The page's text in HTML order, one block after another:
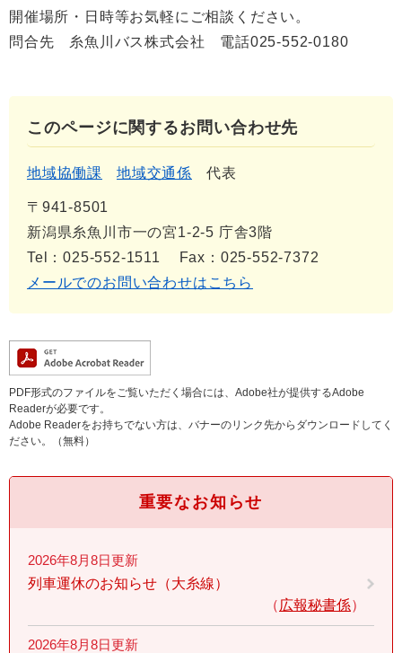
開催場所・日時等お気軽にご相談ください。
問合先 糸魚川バス株式会社 電話025-552-0180
このページに関するお問い合わせ先
地域協働課 地域交通係 代表
〒941-8501
新潟県糸魚川市一の宮1-2-5 庁舎3階
Tel：025-552-1511
Fax：025-552-7372
メールでのお問い合わせはこちら
PDF形式のファイルをご覧いただく場合には、Adobe社が提供するAdobe
Readerが必要です。
Adobe Readerをお持ちでない方は、バナーのリンク先からダウンロードしてく
ださい。（無料）
重要なお知らせ
2026年8月8日更新
列車運休のお知らせ（大糸線）
広報秘書係
2026年8月8日更新